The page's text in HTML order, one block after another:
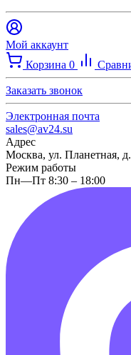
Мой аккаунт
Корзина 0
Заказать звонок
Электронная почта
sales@av24.su
Адрес
Москва, ул. Планетная,
Режим работы
Пн—Пт 8:30 – 18:00